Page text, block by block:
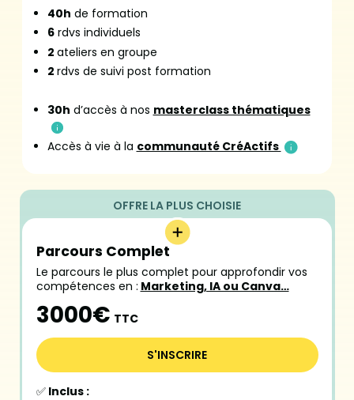
40h de formation
6rdvs individuels
2 ateliers en groupe
2 rdvs de suivi post formation
30h d’accès à nos masterclass thématiques
Accès à vie à la communauté CréActifs
Parcours Complet
Le parcours le plus complet pour approfondir vos
compétences en : Marketing, IA ou Canva…
3000€ TTC
S'INSCRIRE
✅Inclus :